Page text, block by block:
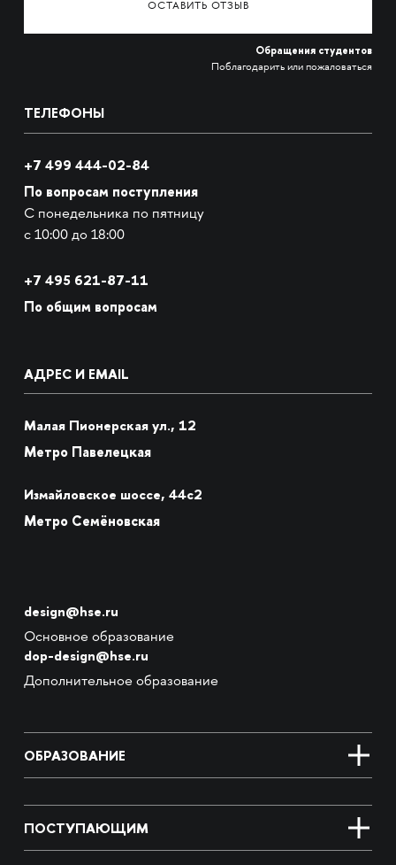
ОСТАВИТЬ ОТЗЫВ
Обращения студентов
Поблагодарить или пожаловаться
ТЕЛЕФОНЫ
+7 499 444-02-84
По вопросам поступления
С понедельника по пятницу
с 10:00 до 18:00
+7 495 621-87-11
По общим вопросам
АДРЕС И EMAIL
Малая Пионерская ул., 12
Метро Павелецкая
Измайловское шоссе, 44с2
Метро Семёновская
design@hse.ru
Основное образование
dop-design@hse.ru
Дополнительное образование
ОБРАЗОВАНИЕ
ПОСТУПАЮЩИМ